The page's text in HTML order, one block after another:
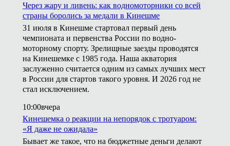
Через жару и ливень: как водномоторники со всей
страны боролись за медали в Кинешме
31 июля в Кинешме стартовал первый день
чемпионата и первенства России по водно-
моторному спорту. Зрелищные заезды проводятся
на Кинешемке с 1985 года. Наша акватория
заслуженно считается одним из самых лучших мест
в России для стартов такого уровня. И 2026 год не
стал исключением.
10:00вчера
Кинешемка о реакции на непорядок с тротуаром:
«Я даже не ожидала»
Бывает же такое, что на бюджетные деньги делают